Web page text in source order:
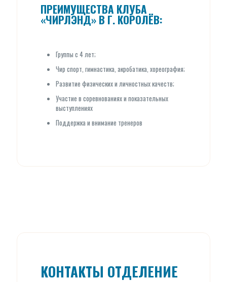
ПРЕИМУЩЕСТВА КЛУБА
«ЧИРЛЭНД» В Г. КОРОЛЁВ:
Группы с 4 лет;
Чир спорт, гимнастика, акробатика, хореография;
Развитие физических и личностных качеств;
Участие в соревнованиях и показательных
выступлениях
Поддержка и внимание тренеров
КОНТАКТЫ ОТДЕЛЕНИЕ